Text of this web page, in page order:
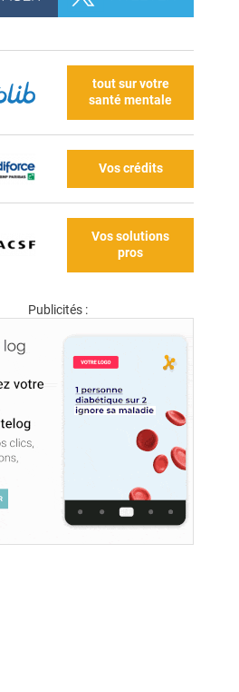
tout sur votre
santé mentale
Vos crédits
Vos solutions
pros
Publicités :